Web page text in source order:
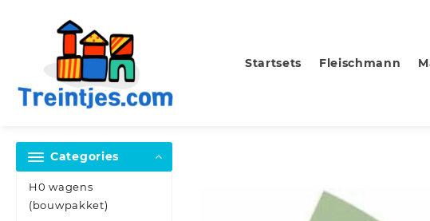
Startsets Fleischmann
Categories
H0 wagens
(bouwpakket)